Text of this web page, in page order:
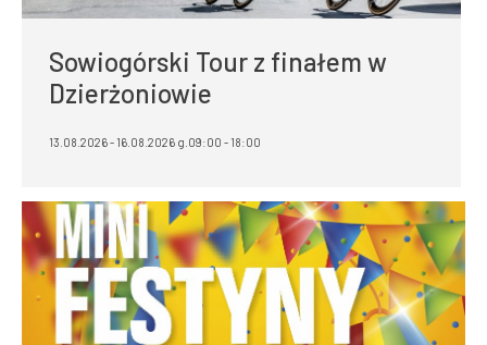
Sowiogórski Tour z finałem w
Dzierżoniowie
13.08.2026 - 16.08.2026 g.09:00 - 18:00